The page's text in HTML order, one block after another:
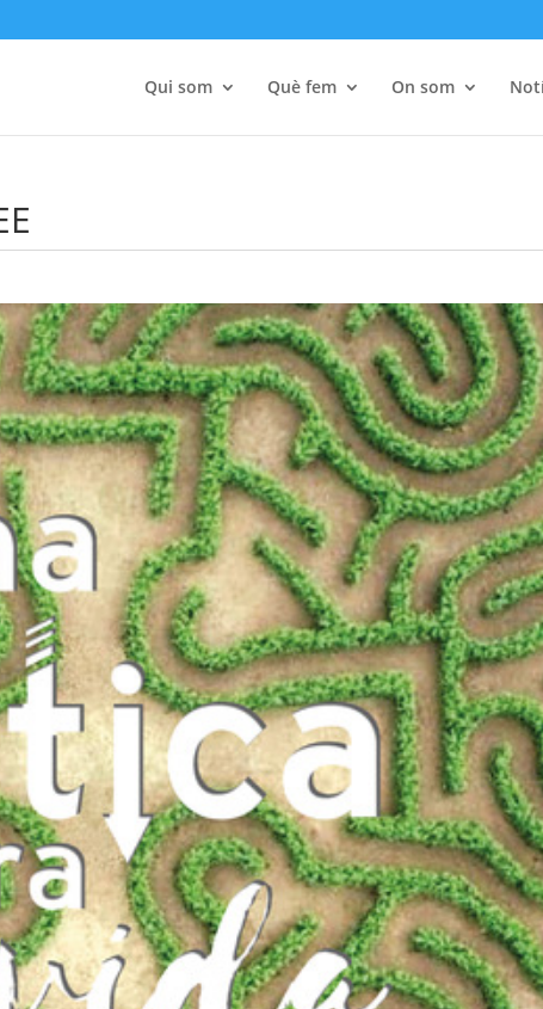
Qui som Què fem On som